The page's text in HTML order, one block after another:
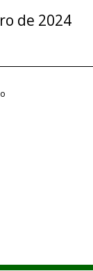
de 2024